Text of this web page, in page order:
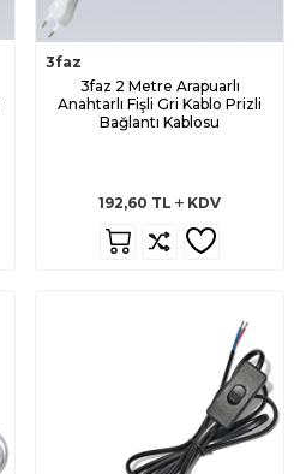
3faz
3faz 2 Metre Arapuarlı
Anahtarlı Fişli Gri Kablo Prizli
Bağlantı Kablosu
192,60 TL KDV